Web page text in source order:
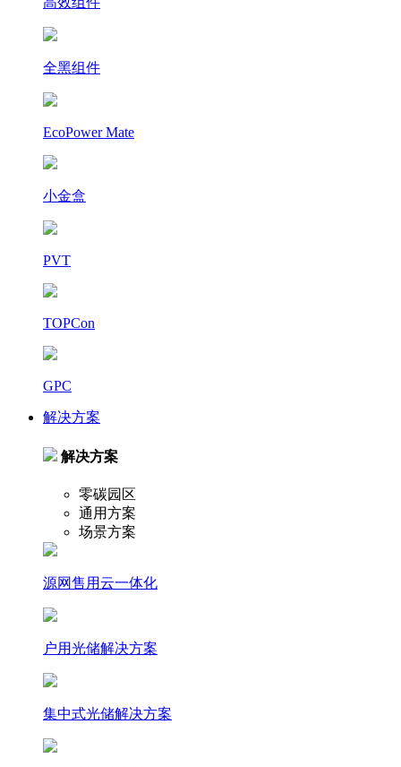
全黑组件
EcoPower Mate
小金盒
PVT
TOPCon
GPC
解决方案
解决方案
零碳园区
通用方案
场景方案
源网售用云一体化
户⽤光储解决⽅案
集中式光储解决⽅案